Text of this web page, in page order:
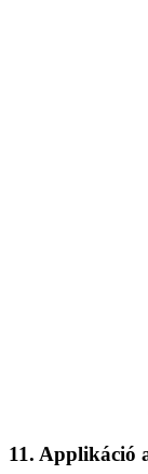
11. Applikáció